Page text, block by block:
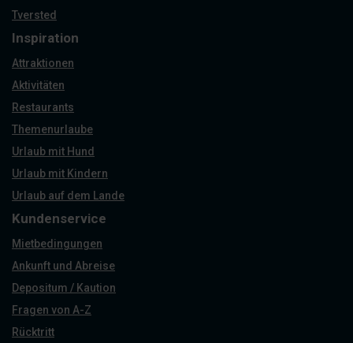
Tversted
Inspiration
Attraktionen
Aktivitäten
Restaurants
Themenurlaube
Urlaub mit Hund
Urlaub mit Kindern
Urlaub auf dem Lande
Kundenservice
Mietbedingungen
Ankunft und Abreise
Depositum / Kaution
Fragen von A-Z
Rücktritt